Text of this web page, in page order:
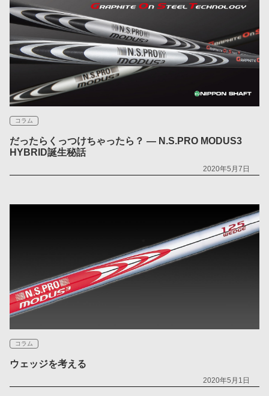
コラム
だったらくっつけちゃったら？ ― N.S.PRO MODUS3
HYBRID誕生秘話
2020年5月7日
コラム
ウェッジを考える
2020年5月1日